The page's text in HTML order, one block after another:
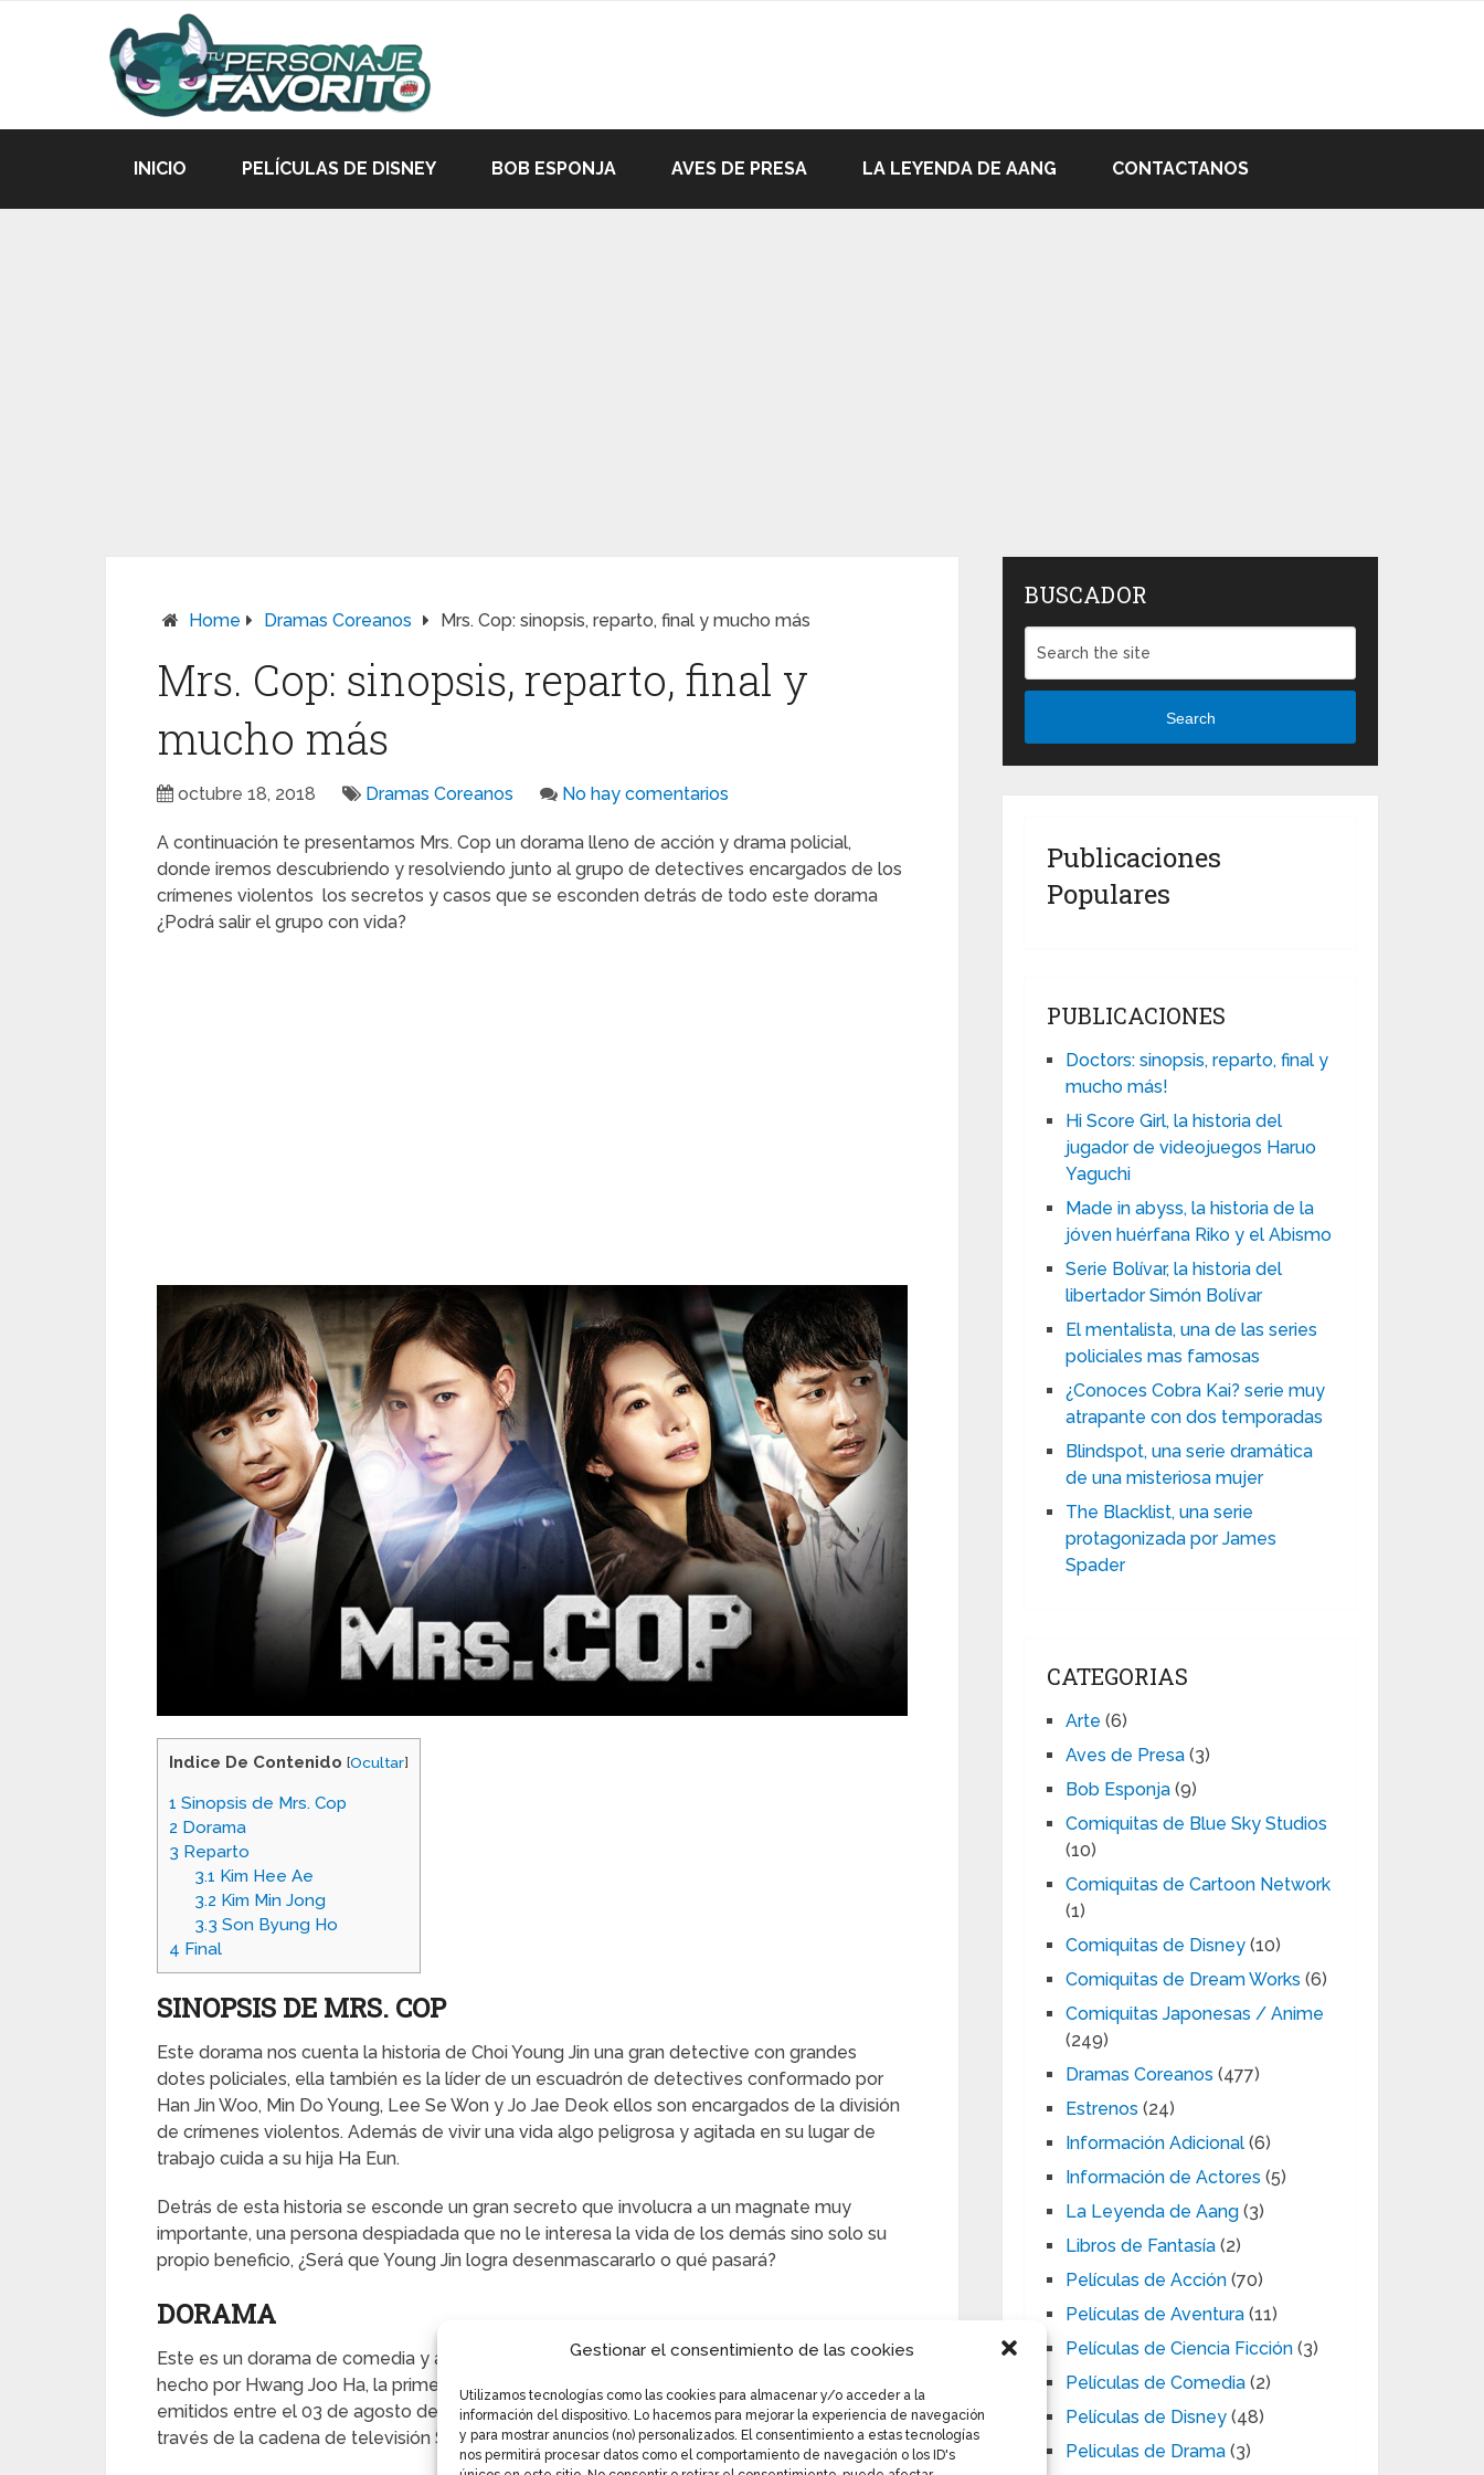
Gestionar el consentimiento de las cookies
Utilizamos tecnologías como las cookies para almacenar y/o acceder a la
información del dispositivo. Lo hacemos para mejorar la experiencia de navegación
y para mostrar anuncios (no) personalizados. El consentimiento a estas tecnologías
nos permitirá procesar datos como el comportamiento de navegación o los ID's
INICIO PELÍCULAS DE DISNEY BOB ESPONJA AVES DE PRESA LA LEYENDA DE AANG CONTACTANOS
Home Dramas Coreanos Mrs. Cop: sinopsis, reparto, final y mucho más
Mrs. Cop: sinopsis, reparto, final y
mucho más
octubre 18, 2018 Dramas Coreanos No hay comentarios
A continuación te presentamos Mrs. Cop un dorama lleno de acción y drama policial,
donde iremos descubriendo y resolviendo junto al grupo de detectives encargados de los
crímenes violentos los secretos y casos que se esconden detrás de todo este dorama
¿Podrá salir el grupo con vida?
Indice De Contenido [Ocultar]
1 Sinopsis de Mrs. Cop
2 Dorama
3 Reparto
3.1 Kim Hee Ae
3.2 Kim Min Jong
3.3 Son Byung Ho
4 Final
SINOPSIS DE MRS. COP
Este dorama nos cuenta la historia de Choi Young Jin una gran detective con grandes
dotes policiales, ella también es la líder de un escuadrón de detectives conformado por
Han Jin Woo, Min Do Young, Lee Se Won y Jo Jae Deok ellos son encargados de la división
de crímenes violentos. Además de vivir una vida algo peligrosa y agitada en su lugar de
trabajo cuida a su hija Ha Eun.
Detrás de esta historia se esconde un gran secreto que involucra a un magnate muy
importante, una persona despiadada que no le interesa la vida de los demás sino solo su
propio beneficio, ¿Será que Young Jin logra desenmascararlo o qué pasará?
DORAMA
Este es un dorama de comedia y acción que fue dirigido por Yoo In Shik y el guión fue
hecho por Hwang Joo Ha, la primera temporada cuenta con un total de 18 capítulos
emitidos entre el 03 de agosto de 2015 hasta el 29 de septiembre de ese mismo año a
través de la cadena de televisión SBS.
BUSCADOR
Search
Publicaciones
Populares
PUBLICACIONES
Doctors: sinopsis, reparto, final y
mucho más!
Hi Score Girl, la historia del
jugador de videojuegos Haruo
Yaguchi
Made in abyss, la historia de la
jóven huérfana Riko y el Abismo
Serie Bolívar, la historia del
libertador Simón Bolívar
El mentalista, una de las series
policiales mas famosas
¿Conoces Cobra Kai? serie muy
atrapante con dos temporadas
Blindspot, una serie dramática
de una misteriosa mujer
The Blacklist, una serie
protagonizada por James
Spader
CATEGORIAS
Arte (6)
Aves de Presa (3)
Bob Esponja (9)
Comiquitas de Blue Sky Studios
(10)
Comiquitas de Cartoon Network
(1)
Comiquitas de Disney (10)
Comiquitas de Dream Works (6)
Comiquitas Japonesas / Anime
(249)
Dramas Coreanos (477)
Estrenos (24)
Información Adicional (6)
Información de Actores (5)
La Leyenda de Aang (3)
Libros de Fantasía (2)
Películas de Acción (70)
Películas de Aventura (11)
Películas de Ciencia Ficción (3)
Películas de Comedia (2)
Películas de Disney (48)
Peliculas de Drama (3)